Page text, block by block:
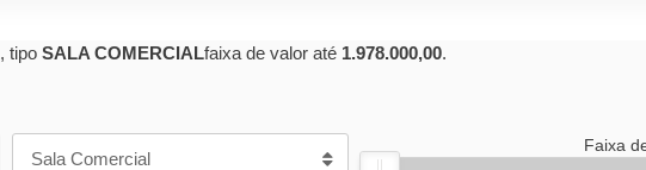
, tipo SALA COMERCIALfaixa de valor até 1.978.000,00.
Sala Comercial
Faixa